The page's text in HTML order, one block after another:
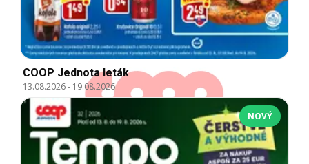
COOP Jednota leták
13.08.2026- 19.08.2026
NOVÝ